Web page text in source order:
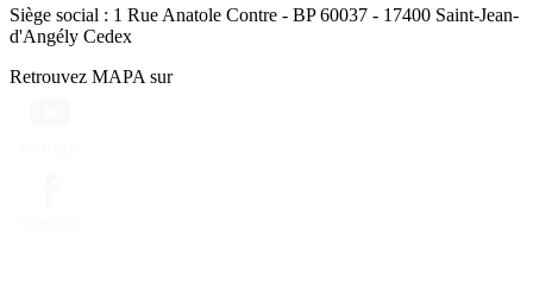
Siège social : 1 Rue Anatole Contre - BP 60037 - 17400 Saint-Jean-
d'Angély Cedex
Retrouvez MAPA sur